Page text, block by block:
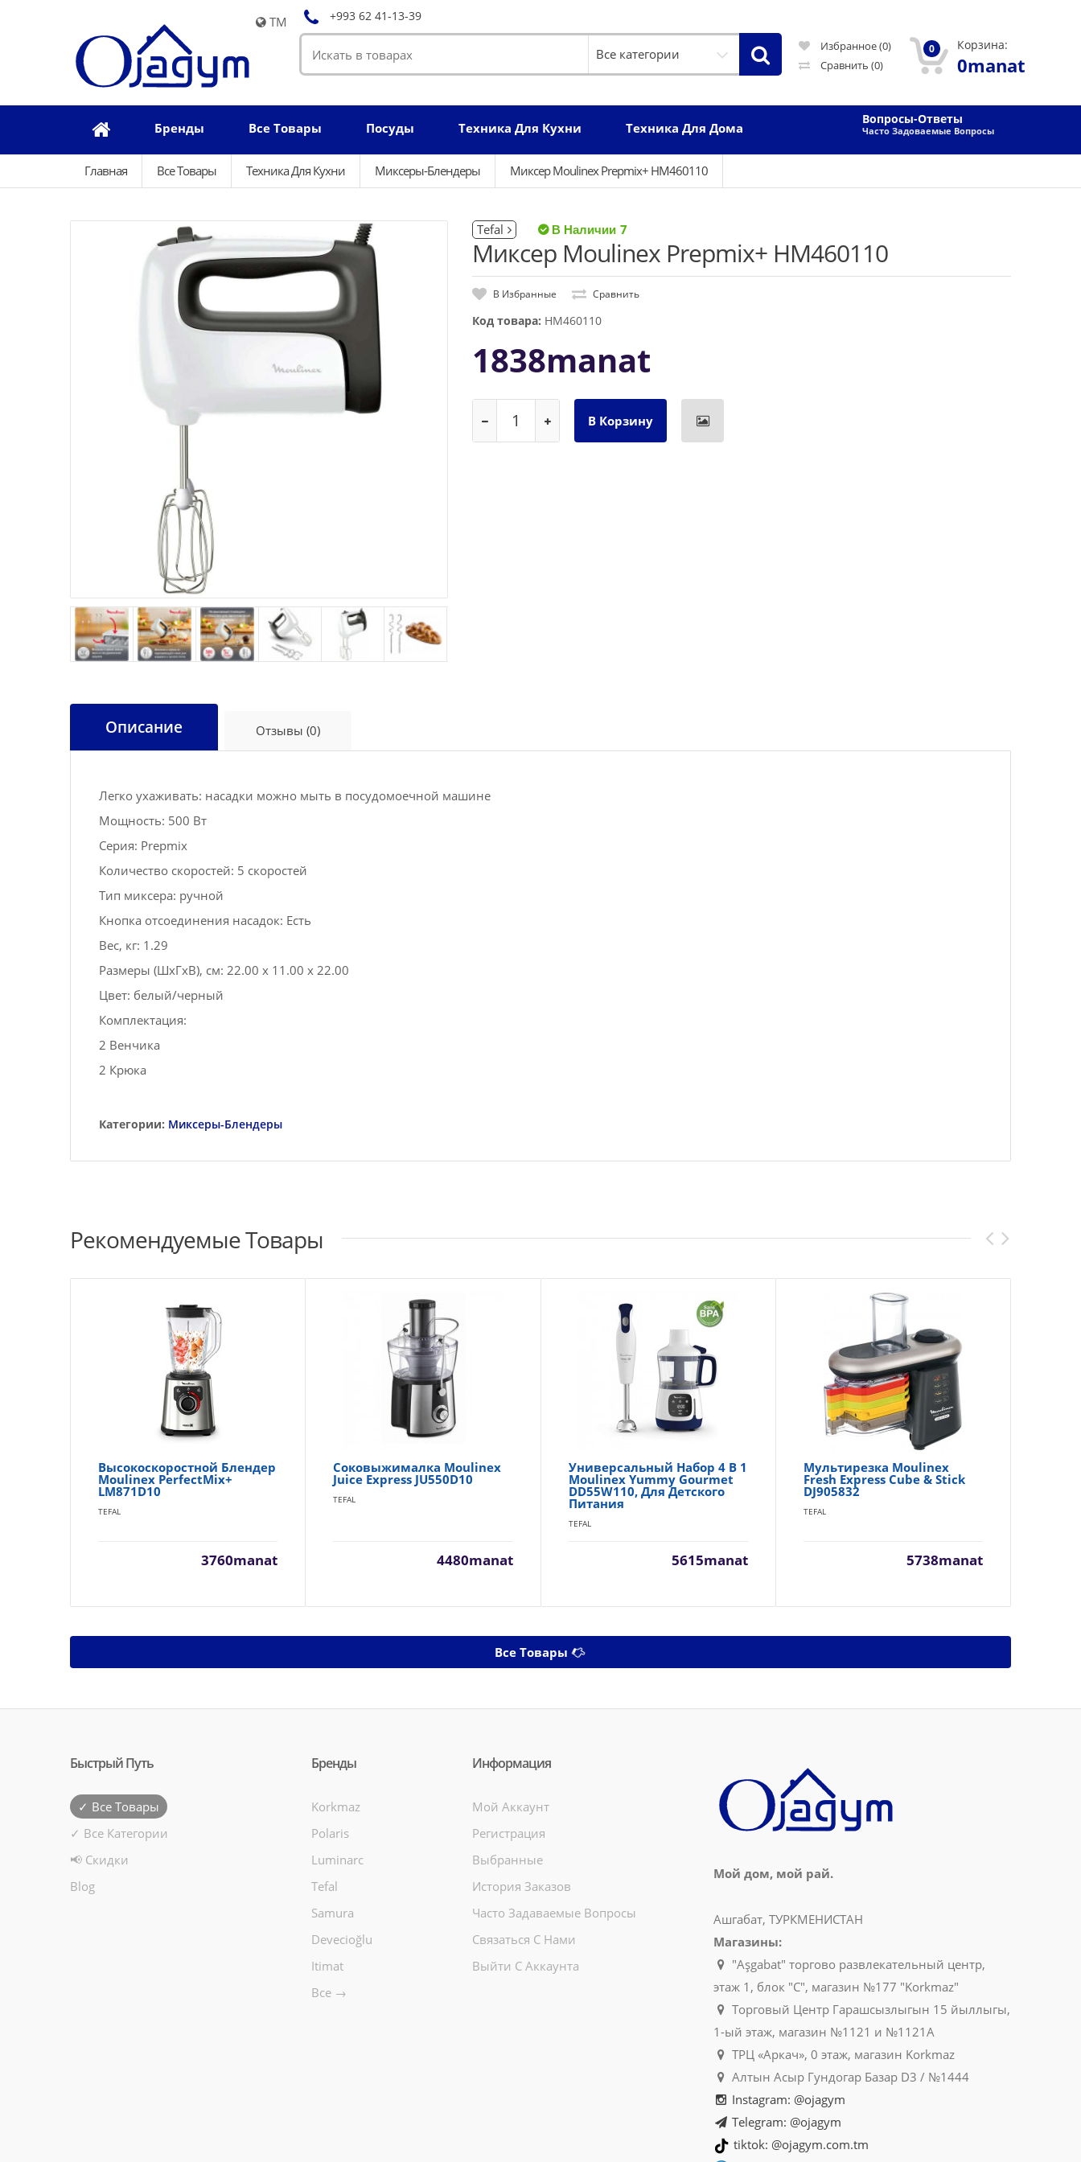
TM +993 62 41-13-39
Избранное (0)
Сравнить (0)
0 Корзина:
0manat
Бренды Все Товары Посуды Техника Для Кухни Техника Для Дома
Вопросы-Ответы
Часто Задоваемые Вопросы
Главная Все Товары Техника Для Кухни Миксеры-Блендеры Миксер Moulinex Prepmix+ HM460110
Tefal 7
Миксер Moulinex Prepmix+ HM460110
В Избранные Сравнить
Код товара: HM460110
1838manat
Описание Отзывы (0)
Легко ухаживать: насадки можно мыть в посудомоечной машине
Мощность: 500 Вт
Серия: Prepmix
Количество скоростей: 5 скоростей
Тип миксера: ручной
Кнопка отсоединения насадок: Есть
Вес, кг: 1.29
Размеры (ШxГxВ), см: 22.00 x 11.00 x 22.00
Цвет: белый/черный
Комплектация:
2 Венчика
2 Крюка
Категории: Миксеры-Блендеры
Рекомендуемые Товары
Высокоскоростной Блендер
Moulinex PerfectMix+
LM871D10
TEFAL
3760manat
Соковыжималка Moulinex
Juice Express JU550D10
TEFAL
4480manat
Универсальный Набор 4 В 1
Moulinex Yummy Gourmet
DD55W110, Для Детского
Питания
TEFAL
5615manat
Мультирезка Moulinex
Fresh Express Cube & Stick
DJ905832
TEFAL
5738manat
Все Товары
Быстрый Путь
✓ Все Товары
✓ Все Категории
📢 Скидки
Blog
Бренды
Korkmaz
Polaris
Luminarc
Tefal
Samura
Devecioğlu
Itimat
Все →
Информация
Мой Аккаунт
Регистрация
Выбранные
История Заказов
Часто Задаваемые Вопросы
Связаться С Нами
Выйти С Аккаунта
Мой дом, мой рай.
Ашгабат, ТУРКМЕНИСТАН
Магазины:
"Aşgabat" торгово развлекательный центр,
этаж 1, блок "C", магазин №177 "Korkmaz"
Торговый Центр Гарашсызлыгын 15 йыллыгы,
1-ый этаж, магазин №1121 и №1121A
ТРЦ «Аркач», 0 этаж, магазин Korkmaz
Алтын Асыр Гундогар Базар D3 / №1444
Instagram: @ojagym
Telegram: @ojagym
tiktok: @ojagym.com.tm